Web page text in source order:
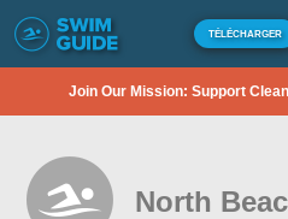
TÉLÉCHARGER
Join Our Mission: Support
North